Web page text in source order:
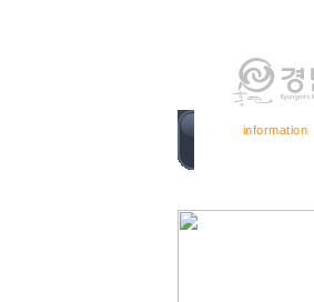
information